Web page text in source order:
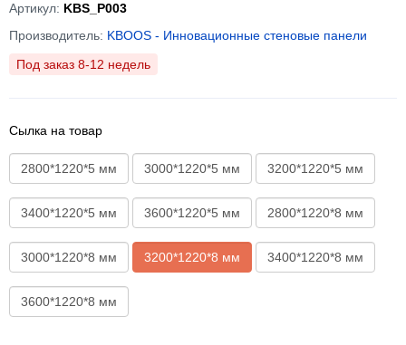
Артикул: KBS_P003
Производитель: KBOOS - Инновационные стеновые панели
Под заказ 8-12 недель
Сылка на товар
2800*1220*5 мм 3000*1220*5 мм 3200*1220*5 мм
3400*1220*5 мм 3600*1220*5 мм 2800*1220*8 мм
3000*1220*8 мм 3200*1220*8 мм 3400*1220*8 мм
3600*1220*8 мм